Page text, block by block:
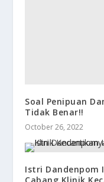
Soal Penipuan
Tidak Benar!!
October 26, 2022
Istri Dandenpom
Cabang Klinik